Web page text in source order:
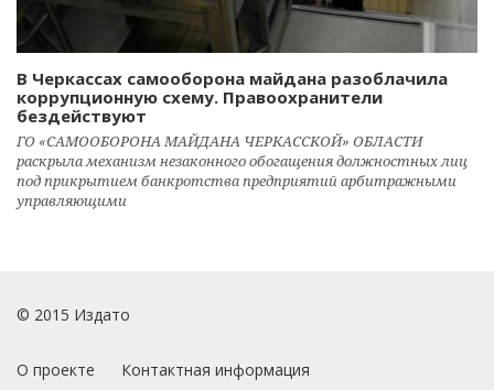
В Черкассах самооборона майдана разоблачила
коррупционную схему. Правоохранители
бездействуют
ГО «САМООБОРОНА МАЙДАНА ЧЕРКАССКОЙ» ОБЛАСТИ
раскрыла механизм незаконного обогащения должностных лиц
под прикрытием банкротства предприятий арбитражными
управляющими
© 2015 Издато
О проекте Контактная информация